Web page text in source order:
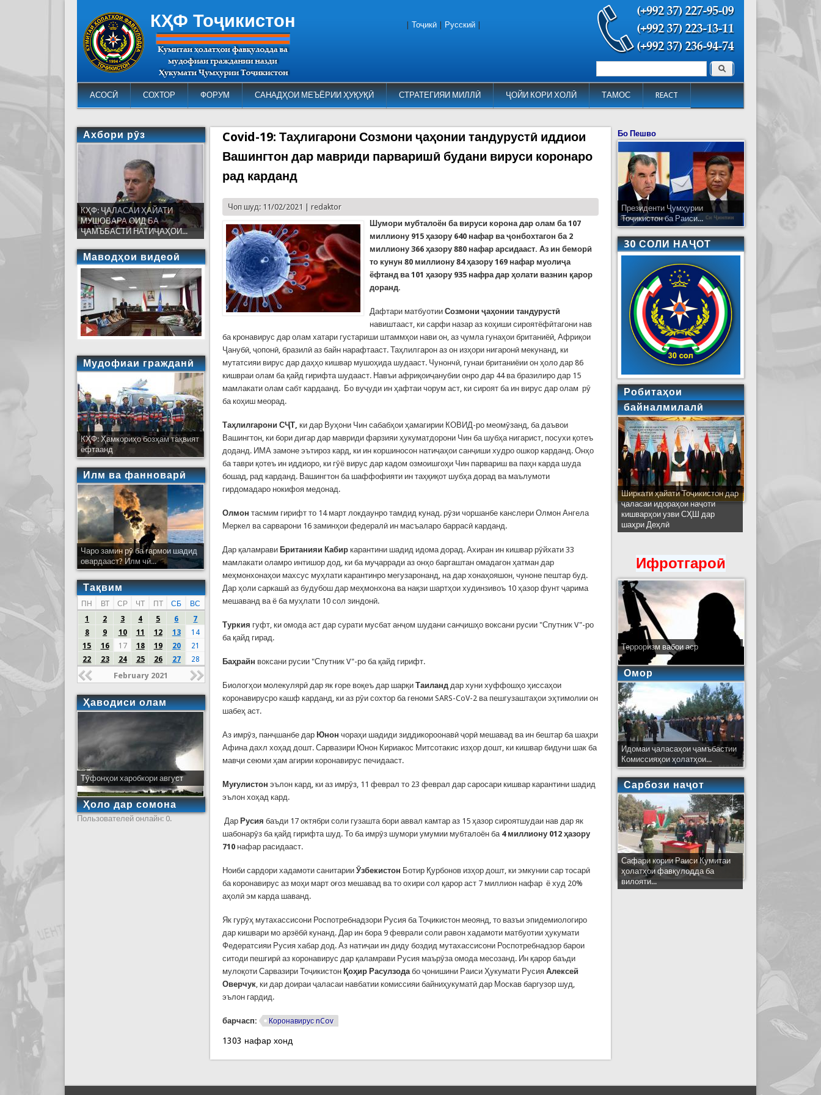
КҲФ Тоҷикистон
АСОСӢ СОХТОР ФОРУМ САНАДҲОИ МЕЪЁРИИ ҲУҚУҚӢ СТРАТЕГИЯИ МИЛЛӢ ҶОЙИ КОРИ ХОЛӢ ТАМОС REACT
Форма поиска Поиск
Тоҷикӣ Русский
Covid-19: Таҳлигарони Созмони ҷаҳонии тандурустӣ иддиои
Вашингтон дар мавриди парваришӣ будани вируси коронаро
рад карданд
Чоп шуд: 11/02/2021 |redaktor
Шумори мубталоён ба вируси корона дар олам ба 107
миллиону 915 ҳазору 640 нафар ва ҷонбохтагон ба 2
миллиону 366 ҳазору 880 нафар арсидааст. Аз ин беморӣ
то кунун 80 миллиону 84 ҳазору 169 нафар муолиҷа
ёфтанд ва 101 ҳазору 935 нафра дар ҳолати вазнин қарор
доранд.
Дафтари матбуотии Созмони ҷаҳонии тандурустӣ
навиштааст, ки сарфи назар аз коҳиши сироятёфӣтагони нав
ба кронавирус дар олам хатари густариши штаммҳои нави он, аз ҷумла гунаҳои британиёӣ, Африқои
Ҷанубӣ, ҷопонӣ, бразилӣ аз байн нарафтааст. Таҳлилгарон аз он изҳори нигаронӣ мекунанд, ки
мутатсияи вирус дар даҳҳо кишвар мушоҳида шудааст. Чунончӣ, гунаи британиёии он ҳоло дар 86
кишвраи олам ба қайд гирифта шудааст. Навъи африқоиҷанубии онро дар 44 ва бразилиро дар 15
мамлакати олам сабт кардаанд. Бо вуҷуди ин ҳафтаи чорум аст, ки сироят ба ин вирус дар олам рӯ
ба коҳиш меорад.
Таҳлилгарони СҶТ,ки дар Вуҳони Чин сабабҳои ҳамагирии КОВИД-ро меомӯзанд, ба даъвои
Вашингтон, ки бори дигар дар мавриди фарзияи ҳукуматдорони Чин ба шубҳа нигарист, посухи қотеъ
доданд. ИМА замоне эътироз кард, ки ин коршиносон натиҷаҳои санҷиши худро ошкор карданд. Онҳо
ба таври қотеъ ин иддиоро, ки гӯё вирус дар кадом озмоишгоҳи Чин парвариш ва паҳн карда шуда
бошад, рад карданд. Вашингтон ба шаффофияти ин таҳқиқот шубҳа дорад ва маълумоти
гирдомадаро нокифоя медонад.
Олмонтасмим гирифт то 14 март локдаунро тамдид кунад. рӯзи чоршанбе канслери Олмон Ангела
Меркел ва сарварони 16 заминҳои федералӣ ин масъаларо баррасӣ карданд.
Дар қаламрави Британияи Кабир карантини шадид идома дорад. Ахиран ин кишвар рӯйхати 33
мамлакати оламро интишор дод, ки ба муҷарради аз онҳо баргаштан омадагон ҳатман дар
меҳмонхонаҳои махсус муҳлати карантинро мегузаронанд, на дар хонаҳояшон, чуноне пештар буд.
Дар ҳоли саркашӣ аз будубош дар меҳмонхона ва нақзи шартҳои худинзивоъ 10 ҳазор фунт ҷарима
мешаванд ва ё ба муҳлати 10 сол зиндонӣ.
Туркия гуфт, ки омода аст дар сурати мусбат анҷом шудани санҷишҳо воксани русии "Спутник V"-ро
ба қайд гирад.
Баҳрайн воксани русии "Спутник V"-ро ба қайд гирифт.
Биологҳои молекулярӣ дар як ғоре воқеъ дар шарқиТаиланд дар хуни хуффошҳо ҳиссаҳои
коронавирусро кашф карданд, ки аз рӯи сохтор ба геноми SARS-CoV-2 ва пешгузаштаҳои эҳтимолии он
шабеҳ аст.
Аз имрӯз, панҷшанбе дар Юнон чораҳи шадиди зиддикороонавӣ ҷорӣ мешавад ва ин бештар ба шаҳри
Афина дахл хоҳад дошт. Сарвазири Юнон Кириакос Митсотакис изҳор дошт, ки кишвар бидуни шак ба
мавҷи сеюми ҳам агирии коронавирус печидааст.
Муғулистон эълон кард, ки аз имрӯз, 11 феврал то 23 феврал дар саросари кишвар карантини шадид
эълон хоҳад кард.
Дар Русиябаъди 17 октябри соли гузашта бори аввал камтар аз 15 ҳазор сироятшудаи нав дар як
шабонарӯз ба қайд гирифта шуд. То ба имрӯз шумори умумии мубталоён ба 4 миллиону 012 ҳазору
710 нафар расидааст.
Ноиби сардори хадамоти санитарииӮзбекистон Ботир Қурбонов изҳор дошт, ки эмкунии сар тосарӣ
ба коронавирус аз моҳи март оғоз мешавад ва то охири сол қарор аст 7 миллион нафар ё худ 20%
аҳолӣ эм карда шаванд.
Як гурӯҳ мутахассисони Роспотребнадзори Русия ба Тоҷикистон меоянд, то вазъи эпидемиологиро
дар кишвари мо арзёбӣ кунанд. Дар ин бора 9 феврали соли равон хадамоти матбуотии ҳукумати
Федератсияи Русия хабар дод. Аз натиҷаи ин диду боздид мутахассисони Роспотребнадзор барои
ситоди пешгирӣ аз коронавирус дар қаламрави Русия маърӯза омода месозанд. Ин қарор баъди
мулоқоти Сарвазири Тоҷикистон Қоҳир Расулзода бо ҷонишини Раиси Ҳукумати РусияАлексей
Оверчук , ки дар доираи ҷаласаи навбатии комиссияи байниҳукуматӣ дар Москав баргузор шуд,
эълон гардид.
барчасп: Коронавирус nCov
1303 нафар хонд
Ахбори рӯз
КҲФ: ҶАЛАСАИ ҲАЙАТИ
МУШОВАРА ОИД БА
ҶАМЪБАСТИ НАТИҶАҲОИ...
Маводҳои видеоӣ
Мудофиаи гражданӣ
КҲФ: Ҳамкориҳо бозҳам тақвият
ёфтаанд
Илм ва фанноварӣ
Чаро замин рӯ ба гармои шадид
овардааст? Илм чӣ...
Тақвим
ПН ВТ СР ЧТ ПТ СБ
ВС
1
2 3 4 5 6
7
8
9 10 11 12 13
14
15
16 17 18 19 20
21
22
23 24 25 26 27 28
February 2021
Ҳаводиси олам
Тӯфонҳои харобкори август
Ҳоло дар сомона
Пользователей онлайн: 0.
Бо Пешво
Президенти Ҷумҳурии
Тоҷикистон ба Раиси...
30 СОЛИ НАҶОТ
Робитаҳои
байналмилалӣ
Ширкати ҳайати Тоҷикистон дар
ҷаласаи идораҳои наҷоти
кишварҳои узви СҲШ дар
шаҳри Деҳлӣ
Ифротгароӣ
Терроризм вабои аср
Омор
Идомаи ҷаласаҳои ҷамъбастии
Комиссияҳои ҳолатҳои...
Сарбози наҷот
Сафари кории Раиси Кумитаи
ҳолатҳои фавқулодда ба
вилояти...